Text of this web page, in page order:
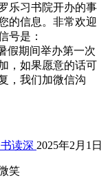
乐习书院开办的事
的信息。非常欢迎
号是：
假期间举办第一次
，如果愿意的话可
，我们加微信沟
读深 2025年2月1日